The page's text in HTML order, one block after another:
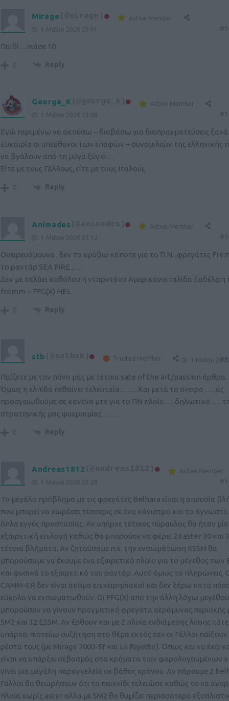
Mirage
Active Member
1 Μαΐου 2020 23:01
Παιδί…πιάσε 10
0 Reply
George_K (@george_k)
Active Member
1 Μαΐου 2020 23:08
Εγώ περιμένω να ακούσω – διαβάσω για διαπραγματεύσεις ξανά.
Ευκαιρία οι υπεύθυνοι των επαφών – συνομιλιών της ελληνικής
να βγάλουν από τη μύγα ξύγκι…
Είτε με τους Γάλλους, είτε με τους Ιταλούς.
0 Reply
Animades (@animades)
Active Member
1 Μαΐου 2020 23:12
Ονειρευόμουνα , δεν το κρύβω κάποτε για το Π.Ν. ,φρεγάτες
το ραντάρ SEA FIRE ,….
Δεν με χαλάει καθόλου η νταρντάνα Αμερικανοιταλίδα Ξαδέλφη
fremm – FFG(X) HEL
0 Reply
stb (@sotbak) Trusted Member 1 Μαΐου
Παίζετε με τον πόνο μας με τέτοια sate of the art/passion
Όμως η ελπίδα πεθαίνει τελευταία……..Και μετά το όνειρο …..ας
προσγειωθούμε σε κανένα μτχ για το ΠΝ πλοίο…..δηλωτικό ….
στρατηγικής μας ψυχραιμίας…….
0 Reply
Andreas1812
Active Member
1 Μαΐου 2020 23:28
Το μεγάλο πρόβλημα με τις φρεγάτες Belhara είναι η απουσία
που μπορεί να χωρέσει τέσσερις σε ένα κάνιστρο και το
όπλα εγγύς προστασίας. Αν υπήρχε τέτοιος πύραυλος θα ήταν μία
εξαιρετική επιλογή καθώς θα μπορούσε να φέρει 24 aster 30 και
τέτοια βλήματα. Αν ζητούσαμε π.χ. την ενσωμάτωση ESSM θα
μπορούσαμε να έχουμε ένα εξαιρετικό πλοίο για το μέγεθος των
και φυσικά το εξαιρετικό του ραντάρ. Αυτό όμως το πληρώνεις.
CAMM-ER δεν είναι ακόμα επιχειρησιακοί και δεν ξέρω κατα
εύκολο να ενσωματωθούν. Οι FFG(X) απο την άλλη λόγω
μπορούσαν να γίνουν πραγματική φρεγάτα αεράμυνας περιοχής
SM2 και 32 ESSM. Αν έρθουν και με 2 πλοία ενδιάμεσης λύσης
υπάρχει πιστεύω συζήτηση στο θέμα εκτός εαν οι Γάλλοι
ρέστα τους (με Mirage 2000-5f και La Fayette). Όπως και να έχει
είναι να υπάρξει σεβασμός στα χρήματα των φορολογουμένων
γίνει μια μεγάλη παραγγελεία σε βάθος χρόνου. Αν πάρουμε 2
Γάλλοι θα θεωρήσουν ότι το παιχνίδι τελειώσε καθώς το να
πλοία χωρίς aster αλλα με SM2 θα θυμίζει περισσότερο